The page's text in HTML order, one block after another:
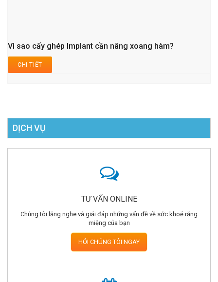
Vì sao cấy ghép Implant cần nâng xoang hàm?
CHI TIẾT
DỊCH VỤ
TƯ VẤN ONLINE
Chúng tôi lắng nghe và giải đáp những vấn đề về sức khoẻ răng
miệng của bạn
HỎI CHÚNG TÔI NGAY